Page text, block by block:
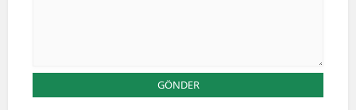
GÖNDER